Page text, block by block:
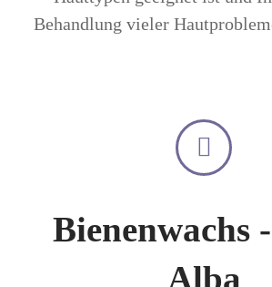
Behandlung vieler
Bienenwachs
Alba